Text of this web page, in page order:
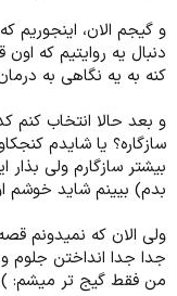
و گیجم الان، اینجوریم
دنبال یه روایتیم که
کنه به یه نگاهی به
و بعد حالا انتخاب کنم
سازگاره؟ یا شایدم
بیشتر سازگارم ولی
بدم) بیینم شاید خوشم
ولی الان که نمیدونم
جدا جدا انداختن
من فقط گیج تر میشم: )